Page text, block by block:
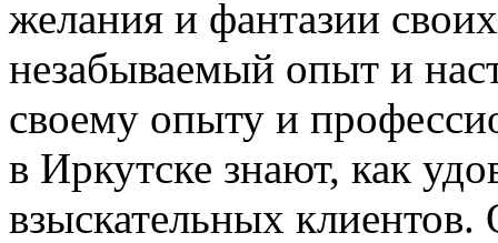
желания и фантазии
незабываемый опыт и
своему опыту и
в Иркутске знают, как
взыскательных